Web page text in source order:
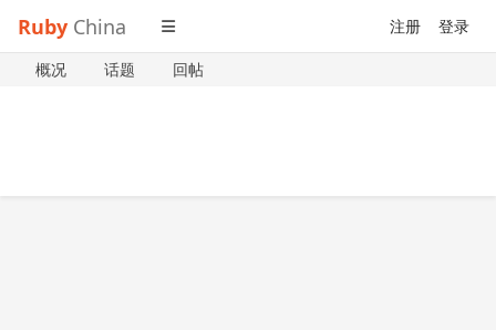
Ruby China 注册 登录
概况 话题 回帖